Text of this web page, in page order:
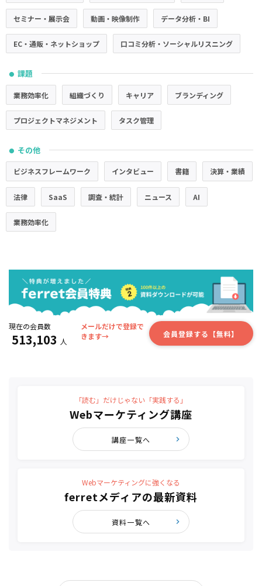
セミナー・展示会 動画・映像制作 データ分析・BI
EC・通販・ネットショップ 口コミ分析・ソーシャルリスニング
● 課題
業務効率化 組織づくり キャリア ブランディング
プロジェクトマネジメント タスク管理
● その他
ビジネスフレームワーク インタビュー 書籍 決算・業績
法律 SaaS 調査・統計 ニュース AI
業務効率化
現在の会員数
513,103 人
メールだけで登録で
きます→
会員登録する【無料】
「読む」だけじゃない「実践する」
Webマーケティング講座
講座一覧へ
Webマーケティングに強くなる
ferretメディアの最新資料
資料一覧へ